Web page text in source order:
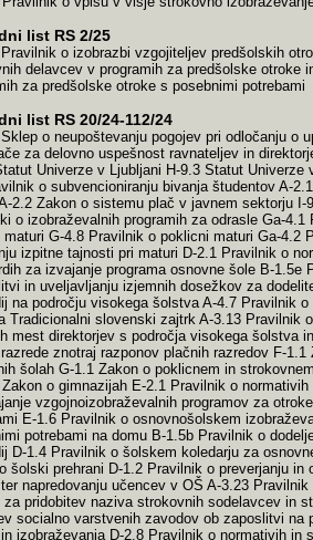
list RS 2/25
o izobrazbi vzgojiteljev predšolskih
delavcev v programih za predšolske otroke
za predšolske otroke s posebnimi potrebami
list RS 20/24-112/24
o neupoštevanju pogojev pri odločanju o
za delovno uspešnost ravnateljev in
Univerze v Ljubljani H-9.3 Statut Univerze
o subvencioniranju bivanja študentov A-
2.2 Zakon o sistemu plač v javnem sektorju I-
o izobraževalnih programih za odrasle Ga-4.1
maturi G-4.8 Pravilnik o poklicni maturi Ga-4.2
izpitne tajnosti pri maturi D-2.1 Pravilnik o
za izvajanje programa osnovne šole B-1.5e
in uveljavljanju izjemnih dosežkov za
na področju visokega šolstva A-4.7 Pravilnik o
Tradicionalni slovenski zajtrk A-3.13 Pravilnik
mest direktorjev s področja visokega šolstva
znotraj razponov plačnih razredov F-1.1
šolah G-1.1 Zakon o poklicnem in
o gimnazijah E-2.1 Pravilnik o normativih
vzgojnoizobraževalnih programov za
E-1.6 Pravilnik o osnovnošolskem
potrebami na domu B-1.5b Pravilnik o
D-1.4 Pravilnik o šolskem koledarju za
šolski prehrani D-1.2 Pravilnik o preverjanju in
napredovanju učencev v OŠ A-3.23
za pridobitev naziva strokovnih sodelavcev in
socialno varstvenih zavodov ob zaposlitvi na
izobraževanja D-2.8 Pravilnik o normativih in